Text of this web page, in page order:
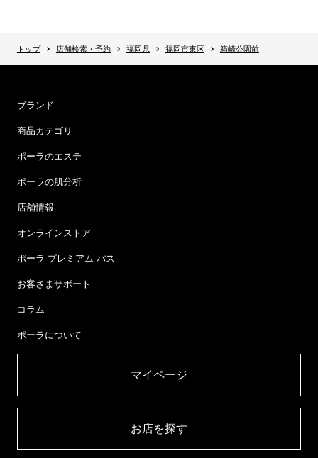
トップ 店舗検索・予約 福岡県 福岡市東区 箱崎公園前
ブランド
商品カテゴリ
ポーラのエステ
ポーラの肌分析
店舗情報
オンラインストア
ポーラ プレミアム パス
お客さまサポート
コラム
ポーラについて
マイページ​
お店を探す​